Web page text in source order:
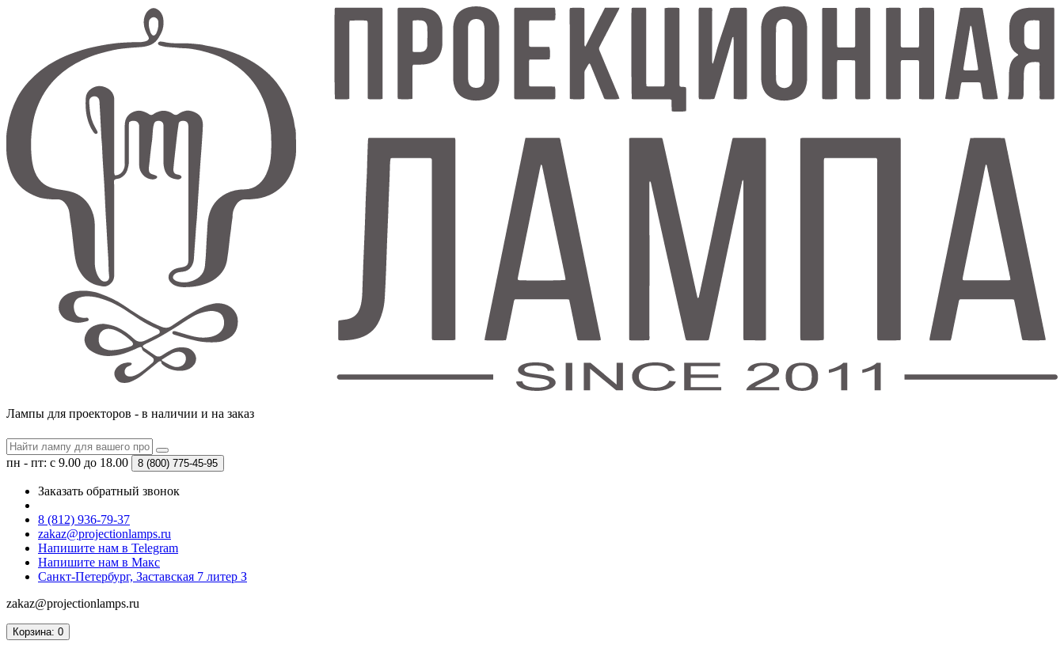
Лампы для проекторов - в наличии и на заказ
пн - пт: с 9.00 до 18.00 8 (800) 775-45-95
Заказать обратный звонок
8 (812) 936-79-37
zakaz@projectionlamps.ru
Напишите нам в Telegram
Напишите нам в Макс
Санкт-Петербург, Заставская 7 литер З
zakaz@projectionlamps.ru
Корзина: 0